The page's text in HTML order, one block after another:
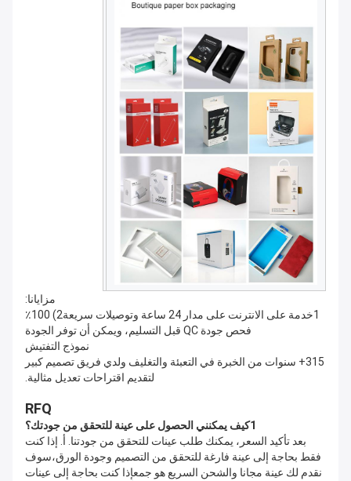
مزايانا:
1خدمة على الانترنت على مدار 24 ساعة وتوصيلات سريعة2) 100٪
فحص جودة QC قبل التسليم، ويمكن أن توفر الجودة
نموذج التفتيش
315+ سنوات من الخبرة في التعبئة والتغليف ولدي فريق تصميم كبير
لتقديم اقتراحات تعديل مثالية.
RFQ
1كيف يمكنني الحصول على عينة للتحقق من جودتك؟
بعد تأكيد السعر، يمكنك طلب عينات للتحقق من جودتنا. أ. إذا كنت
فقط بحاجة إلى عينة فارغة للتحقق من التصميم وجودة الورق،سوف
نقدم لك عينة مجانا والشحن السريع هو جمعإذا كنت بحاجة إلى عينات